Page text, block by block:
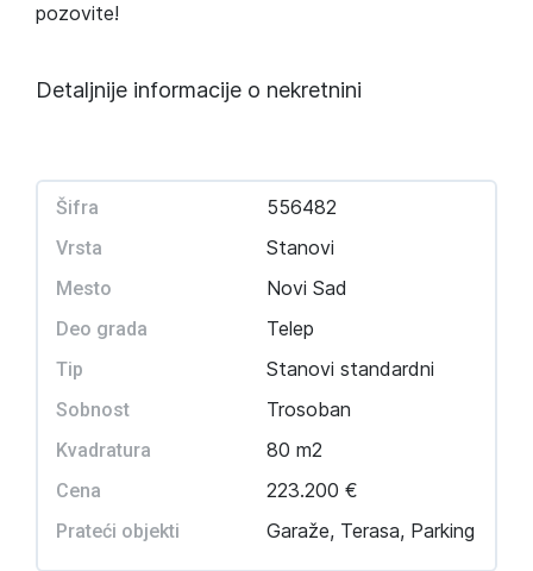
pozovite!
Detaljnije informacije o nekretnini
Šifra 556482
Vrsta Stanovi
Mesto Novi Sad
Deo grada Telep
Tip Stanovi standardni
Sobnost Trosoban
Kvadratura 80 m2
Cena 223.200 €
Prateći objekti Garaže, Terasa, Parking